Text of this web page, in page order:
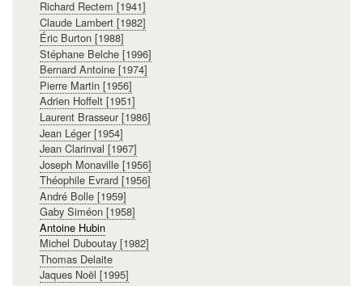
Richard Rectem [1941]
Claude Lambert [1982]
Éric Burton [1988]
Stéphane Belche [1996]
Bernard Antoine [1974]
Pierre Martin [1956]
Adrien Hoffelt [1951]
Laurent Brasseur [1986]
Jean Léger [1954]
Jean Clarinval [1967]
Joseph Monaville [1956]
Théophile Evrard [1956]
André Bolle [1959]
Gaby Siméon [1958]
Antoine Hubin
Michel Duboutay [1982]
Thomas Delaite
Jaques Noël [1995]